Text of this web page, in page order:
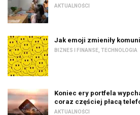
AKTUALNOŚCI
Jak emoji zmieniły
BIZNES I FINANSE TECHNOLOGIA
Koniec ery portfela
coraz częściej płacą
AKTUALNOŚCI